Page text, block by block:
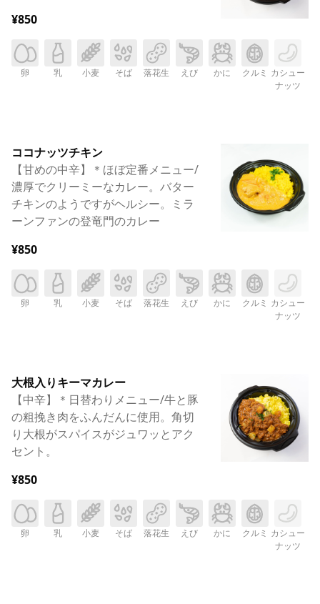
¥850
卵 乳 小麦 そば 落花生 えび かに クルミ カシュー
ナッツ
ココナッツチキン
【甘めの中辛】＊ほぼ定番メニュー/
濃厚でクリーミーなカレー。バター
チキンのようですがヘルシー。ミラ
ーンファンの登竜門のカレー
¥850
卵 乳 小麦 そば 落花生 えび かに クルミ カシュー
ナッツ
大根入りキーマカレー
【中辛】＊日替わりメニュー/牛と豚
の粗挽き肉をふんだんに使用。角切
り大根がスパイスがジュワッとアク
セント。
¥850
卵 乳 小麦 そば 落花生 えび かに クルミ カシュー
ナッツ